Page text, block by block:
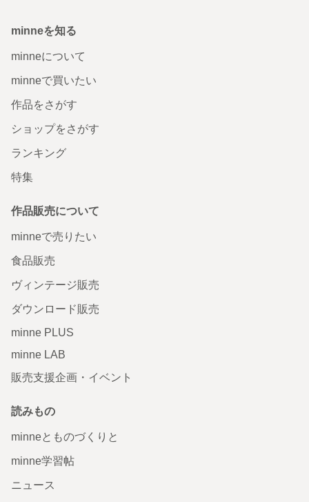
minneを知る
minneについて
minneで買いたい
作品をさがす
ショップをさがす
ランキング
特集
作品販売について
minneで売りたい
食品販売
ヴィンテージ販売
ダウンロード販売
minne PLUS
minne LAB
販売支援企画・イベント
読みもの
minneとものづくりと
minne学習帖
ニュース